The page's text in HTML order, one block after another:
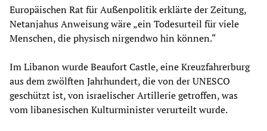
Europäischen Rat für Außenpolitik erklärte der Zeitung,
Netanjahus Anweisung wäre „ein Todesurteil für viele
Menschen, die physisch nirgendwo hin können.“
Im Libanon wurde Beaufort Castle, eine Kreuzfahrerburg
aus dem zwölften Jahrhundert, die von der UNESCO
geschützt ist, von israelischer Artillerie getroffen, was
vom libanesischen Kulturminister verurteilt wurde.